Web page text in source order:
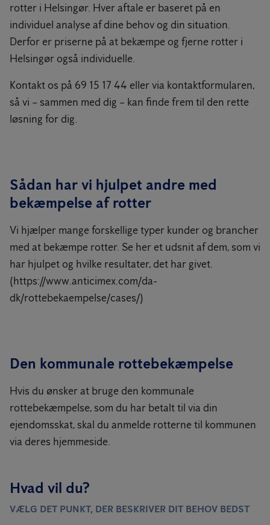
rotter i Helsingør. Hver aftale er baseret på en
individuel analyse af dine behov og din situation.
Derfor er priserne på at bekæmpe og fjerne rotter i
Helsingør også individuelle.
Kontakt os på 69 15 17 44 eller via kontaktformularen,
så vi – sammen med dig – kan finde frem til den rette
løsning for dig.
Sådan har vi hjulpet andre med
bekæmpelse af rotter
Vi hjælper mange forskellige typer kunder og brancher
med at bekæmpe rotter. Se her et udsnit af dem, som vi
har hjulpet og hvilke resultater, det har givet.
(https://www.anticimex.com/da-
dk/rottebekaempelse/cases/)
Den kommunale rottebekæmpelse
Hvis du ønsker at bruge den kommunale
rottebekæmpelse, som du har betalt til via din
ejendomsskat, skal du anmelde rotterne til kommunen
via deres hjemmeside.
Hvad vil du?
VÆLG DET PUNKT, DER BESKRIVER DIT BEHOV BEDST